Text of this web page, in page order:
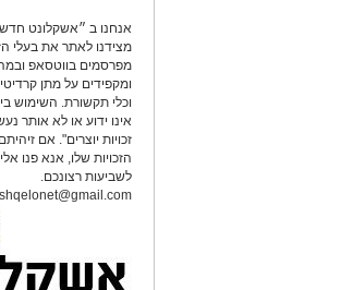
סגן מפקד תחנת
ועקבי נגד תופעת
ופוגעת בסדר
הפועלים בניגוד
הציבור ואיכות חייו".
מצ"ב תמונות.
קרדיט: דוברות
להורדת האפליקציה
אנחנו ב ״אשקלונט
מצידנו לאתר את בעלי
מפרסמים בווטסאפ
ומקפידים על מתן
וכלי תקשורת. השימוש
זכויות יוצרים". אם
הזכויות שלו, אנא פנו
לשביעות רצונכם.